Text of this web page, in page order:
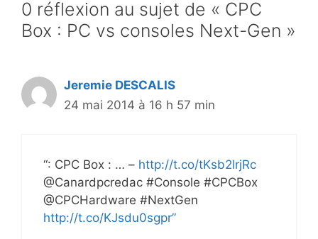
0 réflexion au sujet de « CPC
Box : PC vs consoles Next-Gen »
Jeremie DESCALIS
24 mai 2014 à 16 h 57 min
“: CPC Box : … – http://t.co/tKsb2lrjRc
@Canardpcredac #Console #CPCBox
@CPCHardware #NextGen
http://t.co/KJsdu0sgpr”